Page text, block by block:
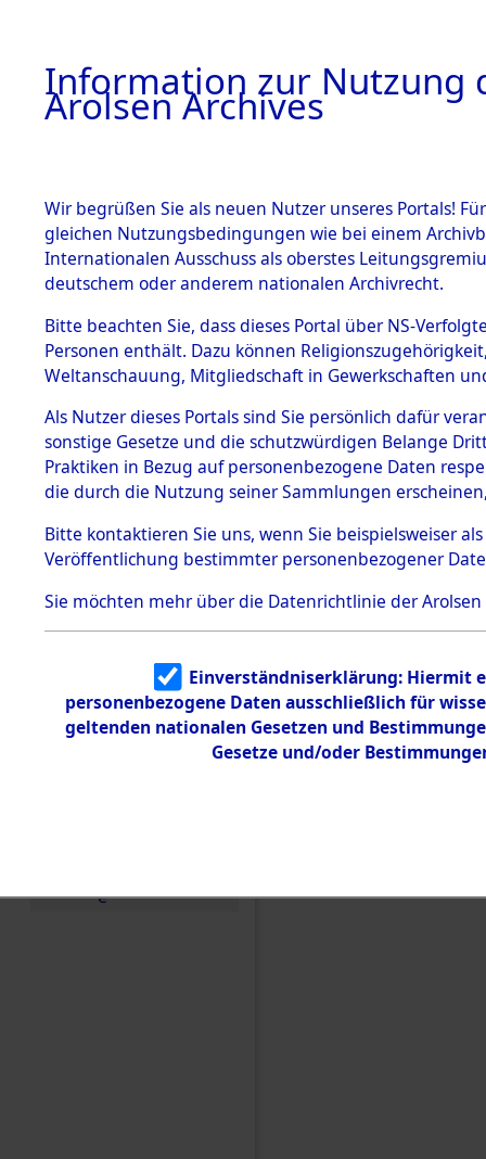
BILD
BESTÄNDE
1.
mente
5. Verschiedenes
5.3
Todesmärsche
5.3.1 Alliierte
Erhebungen
zu
Todesmärsch
en
5.3.2
Identifizierun
5.3.3
Todesmärsch
e
Hofham.
0002 (84603828)
Einen Kommentar
den Orten Gardelege
Information zur Nutzung
Arolsen Archives
Wir begrüßen Sie als neuen Nutzer unseres Portals!
gleichen Nutzungsbedingungen wie bei einem
Internationalen Ausschuss als oberstes
deutschem oder anderem nationalen Archivrecht.
Bitte beachten Sie, dass dieses Portal über NS-
Personen enthält. Dazu können
Weltanschauung, Mitgliedschaft in Gewerkschaften
Als Nutzer dieses Portals sind Sie persönlich dafür
sonstige Gesetze und die schutzwürdigen Belange
Praktiken in Bezug auf personenbezogene Daten
die durch die Nutzung seiner Sammlungen
Bitte kontaktieren Sie uns, wenn Sie beispielsweiser
Veröffentlichung bestimmter personenbezogener
Sie möchten mehr über die Datenrichtlinie der Arolsen
Einverständniserklärung: Hiermit
personenbezogene Daten ausschließlich für
geltenden nationalen Gesetzen und
Gesetze und/oder